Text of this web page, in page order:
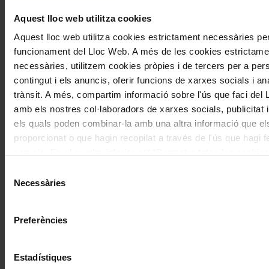
Aquest lloc web utilitza cookies
Aquest lloc web utilitza cookies estrictament necessàries
funcionament del Lloc Web. A més de les cookies
necessàries, utilitzem cookies pròpies i de tercers per a
contingut i els anuncis, oferir funcions de xarxes socials i
trànsit. A més, compartim informació sobre l'ús que faci del
amb els nostres col·laboradors de xarxes socials, publicitat
els quals poden combinar-la amb una altra informació que
proporcionat o que hagin recopilat a través de l'ús que hagi
"Permetre la selecció". Si vol més informació visiti la nostra
Necessàries
Preferències
Estadístiques
Navegar
per
les
articles
de
Actualitat
També et pot interessar